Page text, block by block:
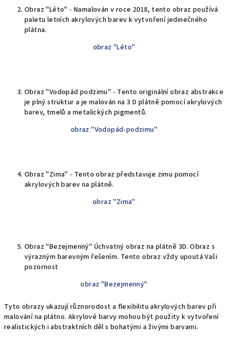
Obraz "Léto" - Namalován v roce 2018, tento obraz používá
paletu letních akrylových barev k vytvoření jedinečného
plátna.
obraz "Léto"
Obraz "Vodopád podzimu" - Tento originální obraz abstrakce
je plný struktur a je malován na 3 D plátně pomocí akrylových
barev, tmelů a metalických pigmentů.
obraz "Vodopád-podzimu"
Obraz "Zima" - Tento obraz představuje zimu pomocí
akrylových barev na plátně.
obraz "Zima"
Obraz "Bezejmenný" Úchvatný obraz na plátně 3D. Obraz s
výrazným barevným řešením. Tento obraz vždy upoutá Vaši
pozornost
obraz "Bezejmenný"
Tyto obrazy ukazují různorodost a flexibilitu akrylových barev při
malování na plátno. Akrylové barvy mohou být použity k vytvoření
realistických i abstraktních děl s bohatými a živými barvami.